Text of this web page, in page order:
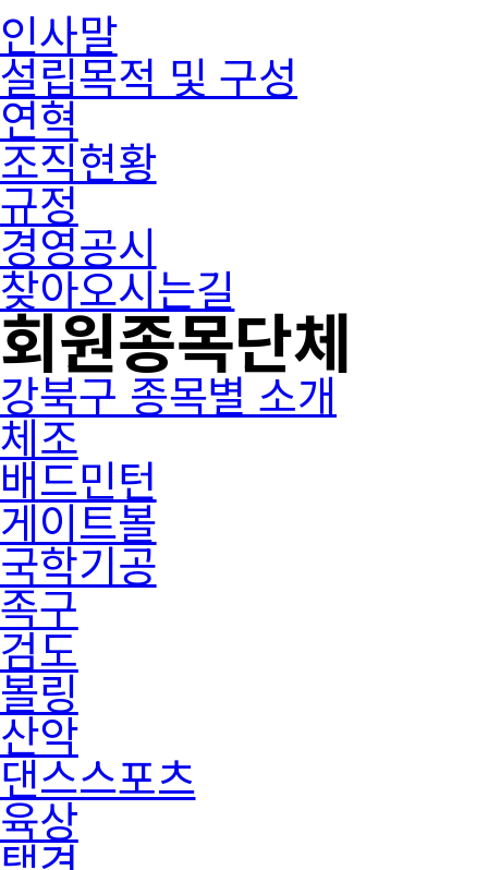
인사말
설립목적 및 구성
연혁
조직현황
규정
경영공시
찾아오시는길
회원종목단체
강북구 종목별 소개
체조
배드민턴
게이트볼
국학기공
족구
검도
볼링
산악
댄스스포츠
육상